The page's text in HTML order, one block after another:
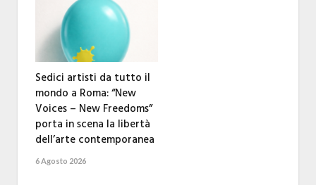
Sedici artisti da tutto il
mondo a Roma: “New
Voices – New Freedoms”
porta in scena la libertà
dell’arte contemporanea
6 Agosto 2026